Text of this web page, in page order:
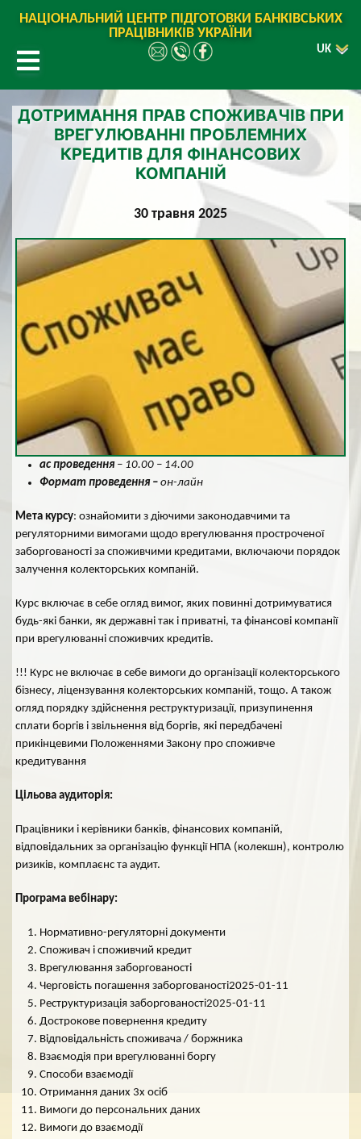
НАЦІОНАЛЬНИЙ ЦЕНТР ПІДГОТОВКИ БАНКІВСЬКИХ
ПРАЦІВНИКІВ УКРАЇНИ
UK
ДОТРИМАННЯ ПРАВ СПОЖИВАЧІВ ПРИ
ВРЕГУЛЮВАННІ ПРОБЛЕМНИХ
КРЕДИТІВ ДЛЯ ФІНАНСОВИХ
КОМПАНІЙ
30 травня 2025
ас проведення– 10.00 – 14.00
Формат проведення – он-лайн
Мета курсу: ознайомити з діючими законодавчими та
регуляторними вимогами щодо врегулювання простроченої
заборгованості за споживчими кредитами, включаючи порядок
залучення колекторських компаній.
Курс включає в себе огляд вимог, яких повинні дотримуватися
будь-які банки, як державні так і приватні, та фінансові компанії
при врегулюванні споживчих кредитів.
!!! Курс не включає в себе вимоги до організації колекторського
бізнесу, ліцензування колекторських компаній, тощо. А також
огляд порядку здійснення реструктуризації, призупинення
сплати боргів і звільнення від боргів, які передбачені
прикінцевими Положеннями Закону про споживче
кредитування
Цільова аудиторія:
Працівники і керівники банків, фінансових компаній,
відповідальних за організацію функції НПА (колекшн), контролю
ризиків, комплаєнс та аудит.
Програма вебінару:
Нормативно-регуляторні документи
Споживач і споживчий кредит
Врегулювання заборгованості
Черговість погашення заборгованості2025-01-11
Реструктуризація заборгованості2025-01-11
Дострокове повернення кредиту
Відповідальність споживача / боржника
Взаємодія при врегулюванні боргу
Способи взаємодії
Отримання даних 3х осіб
Вимоги до персональних даних
Вимоги до взаємодії